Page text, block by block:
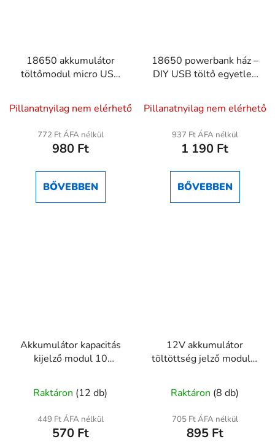
18650 akkumulátor
töltőmodul micro USB
termék
átlagos
értékelése
ből
Pillanatnyilag nem elérhető
772 Ft ÁFA nélkül
980 Ft
BŐVEBBEN
18650 powerbank ház –
DIY USB töltő egyetlen
termék
átlagos
értékelése
ből
Pillanatnyilag nem elérhető
937 Ft ÁFA nélkül
1 190 Ft
BŐVEBBEN
Akkumulátor kapacitás
kijelző modul 10
indikátor
termék
átlagos
értékelése
Raktáron (12 db)
449 Ft ÁFA nélkül
570 Ft
12V akkumulátor
töltöttség jelző modul –
termék
átlagos
értékelése
Raktáron (8 db)
705 Ft ÁFA nélkül
895 Ft